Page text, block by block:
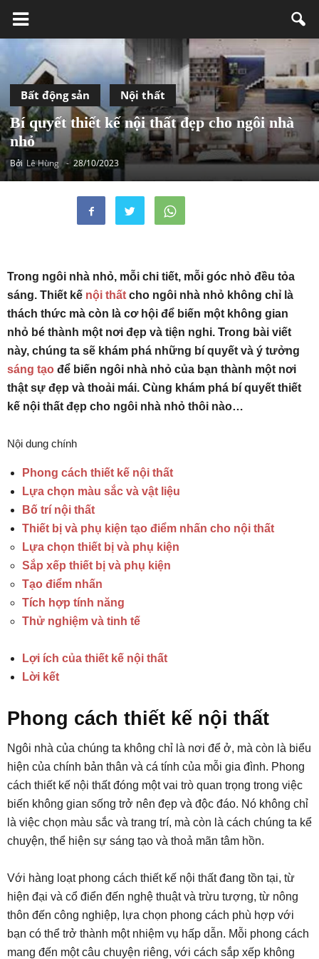
Bất động sản Nội thất
Bí quyết thiết kế nội thất đẹp cho ngôi nhà
nhỏ
Bởi Lê Hùng - 28/10/2023
Trong ngôi nhà nhỏ, mỗi chi tiết, mỗi góc nhỏ đều tỏa
sáng. Thiết kế nội thất cho ngôi nhà nhỏ không chỉ là
thách thức mà còn là cơ hội để biến một không gian
nhỏ bé thành một nơi đẹp và tiện nghi. Trong bài viết
này, chúng ta sẽ khám phá những bí quyết và ý tưởng
sáng tạo để biến ngôi nhà nhỏ của bạn thành một nơi
thật sự đẹp và thoải mái. Cùng khám phá bí quyết thiết
kế nội thất đẹp cho ngôi nhà nhỏ thôi nào…
Nội dung chính
Phong cách thiết kế nội thất
Lựa chọn màu sắc và vật liệu
Bố trí nội thất
Thiết bị và phụ kiện tạo điểm nhấn cho nội thất
Lựa chọn thiết bị và phụ kiện
Sắp xếp thiết bị và phụ kiện
Tạo điểm nhấn
Tích hợp tính năng
Thử nghiệm và tinh tế
Lợi ích của thiết kế nội thất
Lời kết
Phong cách thiết kế nội thất
Ngôi nhà của chúng ta không chỉ là nơi để ở, mà còn là biểu
hiện của chính bản thân và cá tính của mỗi gia đình. Phong
cách thiết kế nội thất đóng một vai trò quan trọng trong việc
biến không gian sống trở nên đẹp và độc đáo. Nó không chỉ
là việc chọn màu sắc và trang trí, mà còn là cách chúng ta kể
chuyện, thể hiện sự sáng tạo và thoả mãn tâm hồn.
Với hàng loạt phong cách thiết kế nội thất đang tồn tại, từ
hiện đại và cổ điển đến nghệ thuật và trừu tượng, từ nông
thôn đến công nghiệp, lựa chọn phong cách phù hợp với
bạn có thể trở thành một nhiệm vụ hấp dẫn. Mỗi phong cách
mang đến một câu chuyện riêng, với cách sắp xếp không